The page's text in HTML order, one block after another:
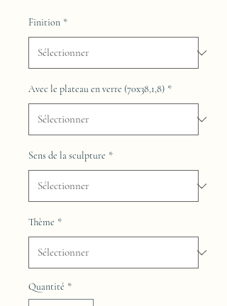
Finition *
Avec le plateau en verre (70x38,1,8) *
Sens de la sculpture *
Thème *
Quantité *